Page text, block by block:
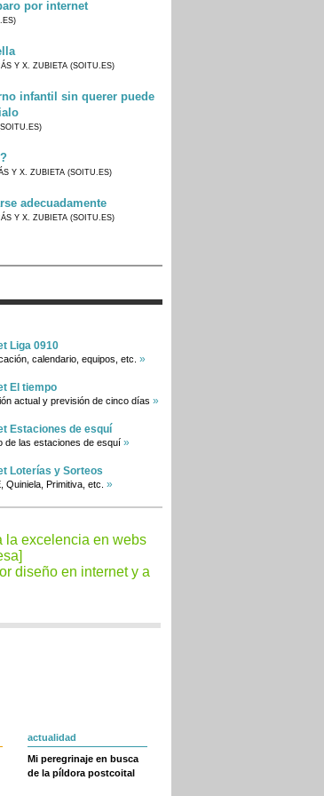
por internet
Y X. ZUBIETA (SOITU.ES)
infantil sin querer puede
Y X. ZUBIETA (SOITU.ES)
adecuadamente
Y X. ZUBIETA (SOITU.ES)
Liga 0910
calendario, equipos, etc. »
El tiempo
actual y previsión de cinco días »
Estaciones de esquí
de las estaciones de esquí »
Loterías y Sorteos
Quiniela, Primitiva, etc. »
actualidad
Mi peregrinaje en busca
de la píldora postcoital